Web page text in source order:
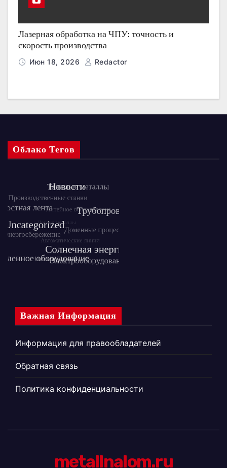
Лазерная обработка на ЧПУ: точность и
скорость производства
Июн 18, 2026 Redactor
Облако Тегов
Важная Информация
Информация для правообладателей
Обратная связь
Политика конфиденциальности
metallnalom.ru